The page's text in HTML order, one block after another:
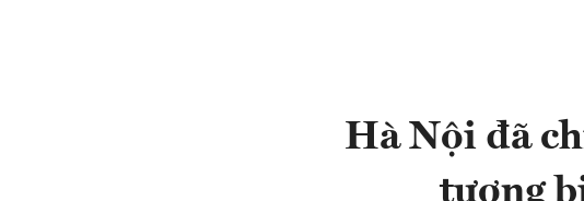
Hà Nội đã
tượng